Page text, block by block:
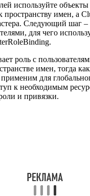
используйте
пространству имен, а
Следующий шаг
для чего
роль с
имен, тогда как
для
к необходимым
и привязки.